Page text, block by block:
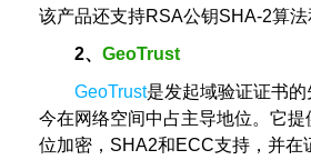
该产品还支持RSA公钥SHA-2算法
2、 GeoTrust
GeoTrust是发起域验证证书
今在网络空间中占主导地位。它
位加密，SHA2和ECC支持，并在